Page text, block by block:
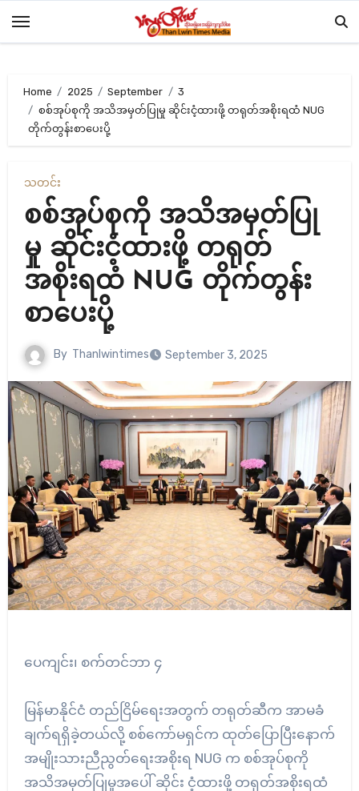
Home 2025 September
3
စစ်အုပ်စုကို အသိအမှတ်ပြုမှု ဆိုင်းငံ့ထားဖို့ တရုတ်အစိုးရထံ NUG
တိုက်တွန်းစာပေးပို့
သတင်း
စစ်အုပ်စုကို အသိအမှတ်ပြု
မှု ဆိုင်းငံ့ထားဖို့ တရုတ်
အစိုးရထံ NUG တိုက်တွန်း
စာပေးပို့
By Thanlwintimes September 3, 2025
ပေကျင်း၊ စက်တင်ဘာ ၄
မြန်မာနိုင်ငံ တည်ငြိမ်ရေးအတွက် တရုတ်ဆီက အာမခံ
ချက်ရရှိခဲ့တယ်လို့ စစ်‌ကော်မရှင်က ထုတ်ပြောပြီးနောက်
အမျိုးသားညီညွတ်ရေးအစိုးရ NUG က စစ်အုပ်စုကို
အသိအမှတ်ပြုမှုအပေါ် ဆိုင်း ငံ့ထားဖို့ တရုတ်အစိုးရထံ